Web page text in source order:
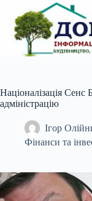
вмісту
Націоналізація
адміністрацію
Ігор
Фінанси та